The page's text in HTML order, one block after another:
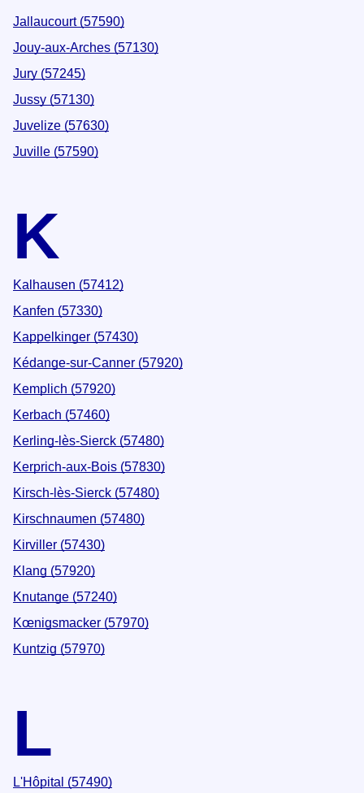
Jallaucourt (57590)
Jouy-aux-Arches (57130)
Jury (57245)
Jussy (57130)
Juvelize (57630)
Juville (57590)
K
Kalhausen (57412)
Kanfen (57330)
Kappelkinger (57430)
Kédange-sur-Canner (57920)
Kemplich (57920)
Kerbach (57460)
Kerling-lès-Sierck (57480)
Kerprich-aux-Bois (57830)
Kirsch-lès-Sierck (57480)
Kirschnaumen (57480)
Kirviller (57430)
Klang (57920)
Knutange (57240)
Kœnigsmacker (57970)
Kuntzig (57970)
L
L'Hôpital (57490)